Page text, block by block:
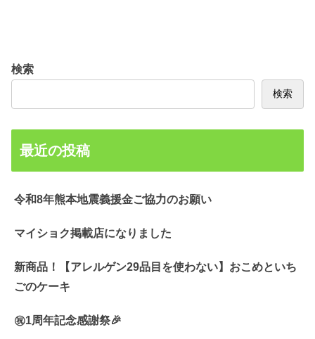
検索
検索
最近の投稿
令和8年熊本地震義援金ご協力のお願い
マイショク掲載店になりました
新商品！【アレルゲン29品目を使わない】おこめといち
ごのケーキ
㊗️1周年記念感謝祭🎉